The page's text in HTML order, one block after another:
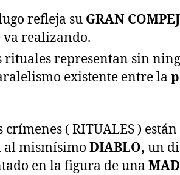
refleja su GRAN
realizando.
rituales representan sin
existente entre la
( RITUALES )
al mismísimo DIABLO, un
en la figura de una